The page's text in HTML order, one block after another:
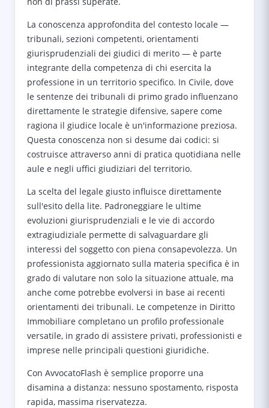
La conoscenza approfondita del contesto locale —
tribunali, sezioni competenti, orientamenti
giurisprudenziali dei giudici di merito — è parte
integrante della competenza di chi esercita la
professione in un territorio specifico. In Civile, dove
le sentenze dei tribunali di primo grado influenzano
direttamente le strategie difensive, sapere come
ragiona il giudice locale è un'informazione preziosa.
Questa conoscenza non si desume dai codici: si
costruisce attraverso anni di pratica quotidiana nelle
aule e negli uffici giudiziari del territorio.
La scelta del legale giusto influisce direttamente
sull'esito della lite. Padroneggiare le ultime
evoluzioni giurisprudenziali e le vie di accordo
extragiudiziale permette di salvaguardare gli
interessi del soggetto con piena consapevolezza. Un
professionista aggiornato sulla materia specifica è in
grado di valutare non solo la situazione attuale, ma
anche come potrebbe evolversi in base ai recenti
orientamenti dei tribunali. Le competenze in Diritto
Immobiliare completano un profilo professionale
versatile, in grado di assistere privati, professionisti e
imprese nelle principali questioni giuridiche.
Con AvvocatoFlash è semplice proporre una
disamina a distanza: nessuno spostamento, risposta
rapida, massima riservatezza.